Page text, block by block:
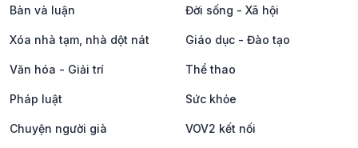
Bàn và luận Đời sống - Xã hội
Xóa nhà tạm, nhà dột nát Giáo dục - Đào tạo
Văn hóa - Giải trí Thể thao
Pháp luật Sức khỏe
Chuyện người già VOV2 kết nối